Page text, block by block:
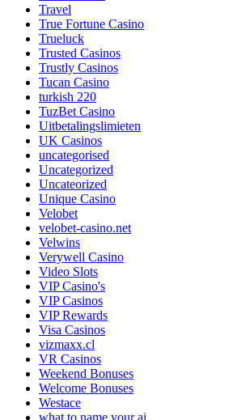
Travel
True Fortune Casino
Trueluck
Trusted Casinos
Trustly Casinos
Tucan Casino
turkish 220
TuzBet Casino
Uitbetalingslimieten
UK Casinos
uncategorised
Uncategorized
Uncateorized
Unique Casino
Velobet
velobet-casino.net
Velwins
Verywell Casino
Video Slots
VIP Casino's
VIP Casinos
VIP Rewards
Visa Casinos
vizmaxx.cl
VR Casinos
Weekend Bonuses
Welcome Bonuses
Westace